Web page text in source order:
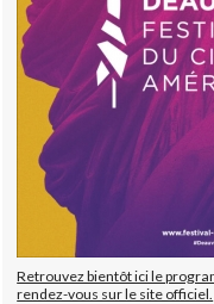
Retrouvez bientôt ici le
rendez-vous sur le site officiel.